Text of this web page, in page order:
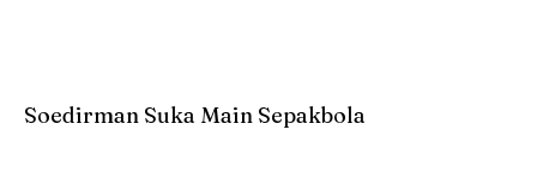
Soedirman Suka Main Sepakbola